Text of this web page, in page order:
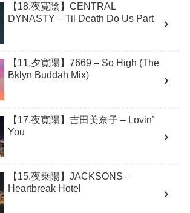
【18.夜寛陰】CENTRAL
DYNASTY – Til Death Do Us Part
【11.夕寛陽】7669 – So High (The
Bklyn Buddah Mix)
【17.夜寛陽】吉田美奈子 – Lovin’
You
【15.夜乗陽】JACKSONS –
Heartbreak Hotel